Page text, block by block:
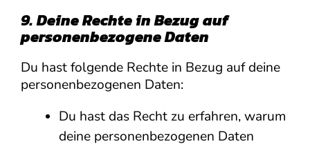
9. Deine Rechte in Bezug auf
personenbezogene Daten
Du hast folgende Rechte in Bezug auf deine
personenbezogenen Daten:
Du hast das Recht zu erfahren, warum
deine personenbezogenen Daten